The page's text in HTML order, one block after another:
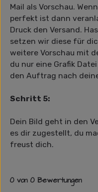
Mail als Vorschau.
perfekt ist dann
Druck den Versand.
setzen wir diese für
weitere Vorschau mit
du nur eine Grafik
den Auftrag nach
Schritt 5:
Dein Bild geht in den
es dir zugestellt, du
freust dich.
0 von 0 Bewertungen